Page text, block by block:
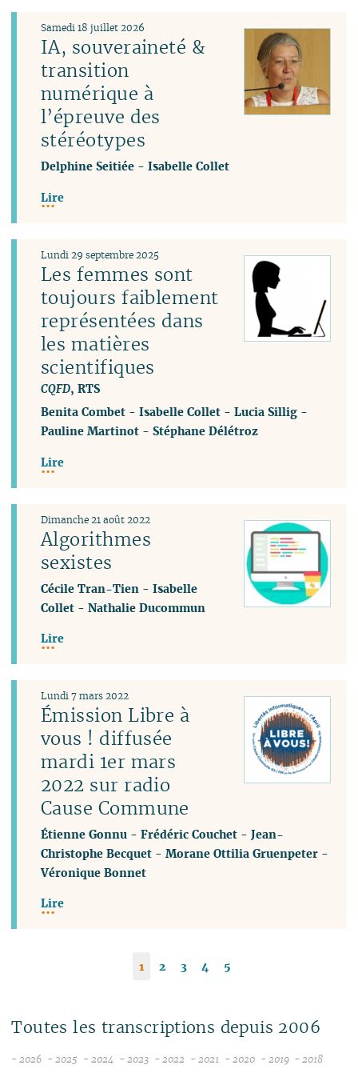
IA, souveraineté &
transition
numérique à
l’épreuve des
stéréotypes
Samedi 18 juillet 2026
Delphine Seitiée -Isabelle Collet
Lire
Les femmes sont
toujours faiblement
représentées dans
les matières
scientifiques
CQFD, RTS
Lundi 29 septembre 2025
Benita Combet -Isabelle Collet -Lucia Sillig -
Pauline Martinot -Stéphane Délétroz
Lire
Algorithmes
sexistes
Dimanche 21 août 2022
Cécile Tran-Tien -Isabelle
Collet -Nathalie Ducommun
Lire
Émission Libre à
vous ! diffusée
mardi 1er mars
2022 sur radio
Cause Commune
Lundi 7 mars 2022
Étienne Gonnu -Frédéric Couchet -Jean-
Christophe Becquet -Morane Ottilia Gruenpeter -
Véronique Bonnet
Lire
1 2 3 4 5
Toutes les transcriptions depuis 2006
- 2026 - 2025 - 2024 - 2023 - 2022 - 2021 - 2020 - 2019 - 2018